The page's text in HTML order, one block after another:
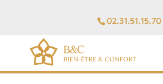
02.31.51.15.70